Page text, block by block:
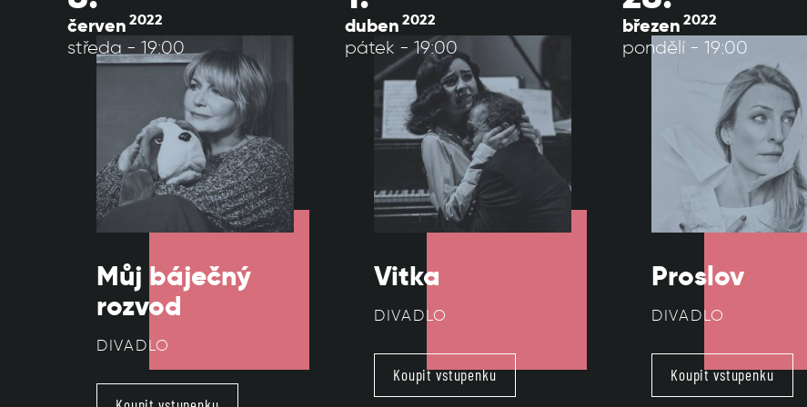
červen2022
středa - 19:00
Můj báječný
rozvod
DIVADLO
duben2022
pátek - 19:00
Vitka
DIVADLO
Koupit vstupenku
březen2022
pondělí - 19:00
Proslov
DIVADLO
Koupit vstupenku